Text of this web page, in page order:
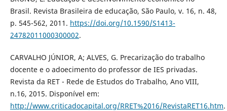
Brasil. Revista Brasileira de educação, São Paulo, v. 16, n. 48,
p. 545-562, 2011. https://doi.org/10.1590/S1413-
24782011000300002.
CARVALHO JÚNIOR, A; ALVES, G. Precarização do trabalho
docente e o adoecimento do professor de IES privadas.
Revista da RET - Rede de Estudos do Trabalho, Ano VIII,
n.16, 2015. Disponível em:
http://www.criticadocapital.org/RRET%2016/RevistaRET16.htm.